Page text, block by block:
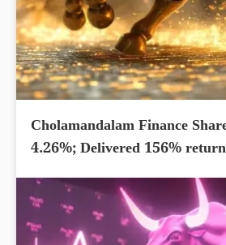
Cholamandalam Finance
4.26%; Delivered 156% return